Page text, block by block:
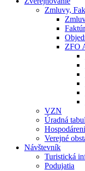
Zmluvy,
ZFO
VZN
Úradná
Verejné
Návštevník
Turistická
Podujatia